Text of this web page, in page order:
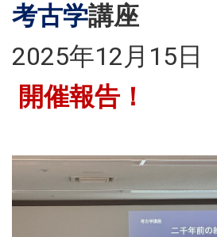
考古学講座
2025年12月15日
開催報告！